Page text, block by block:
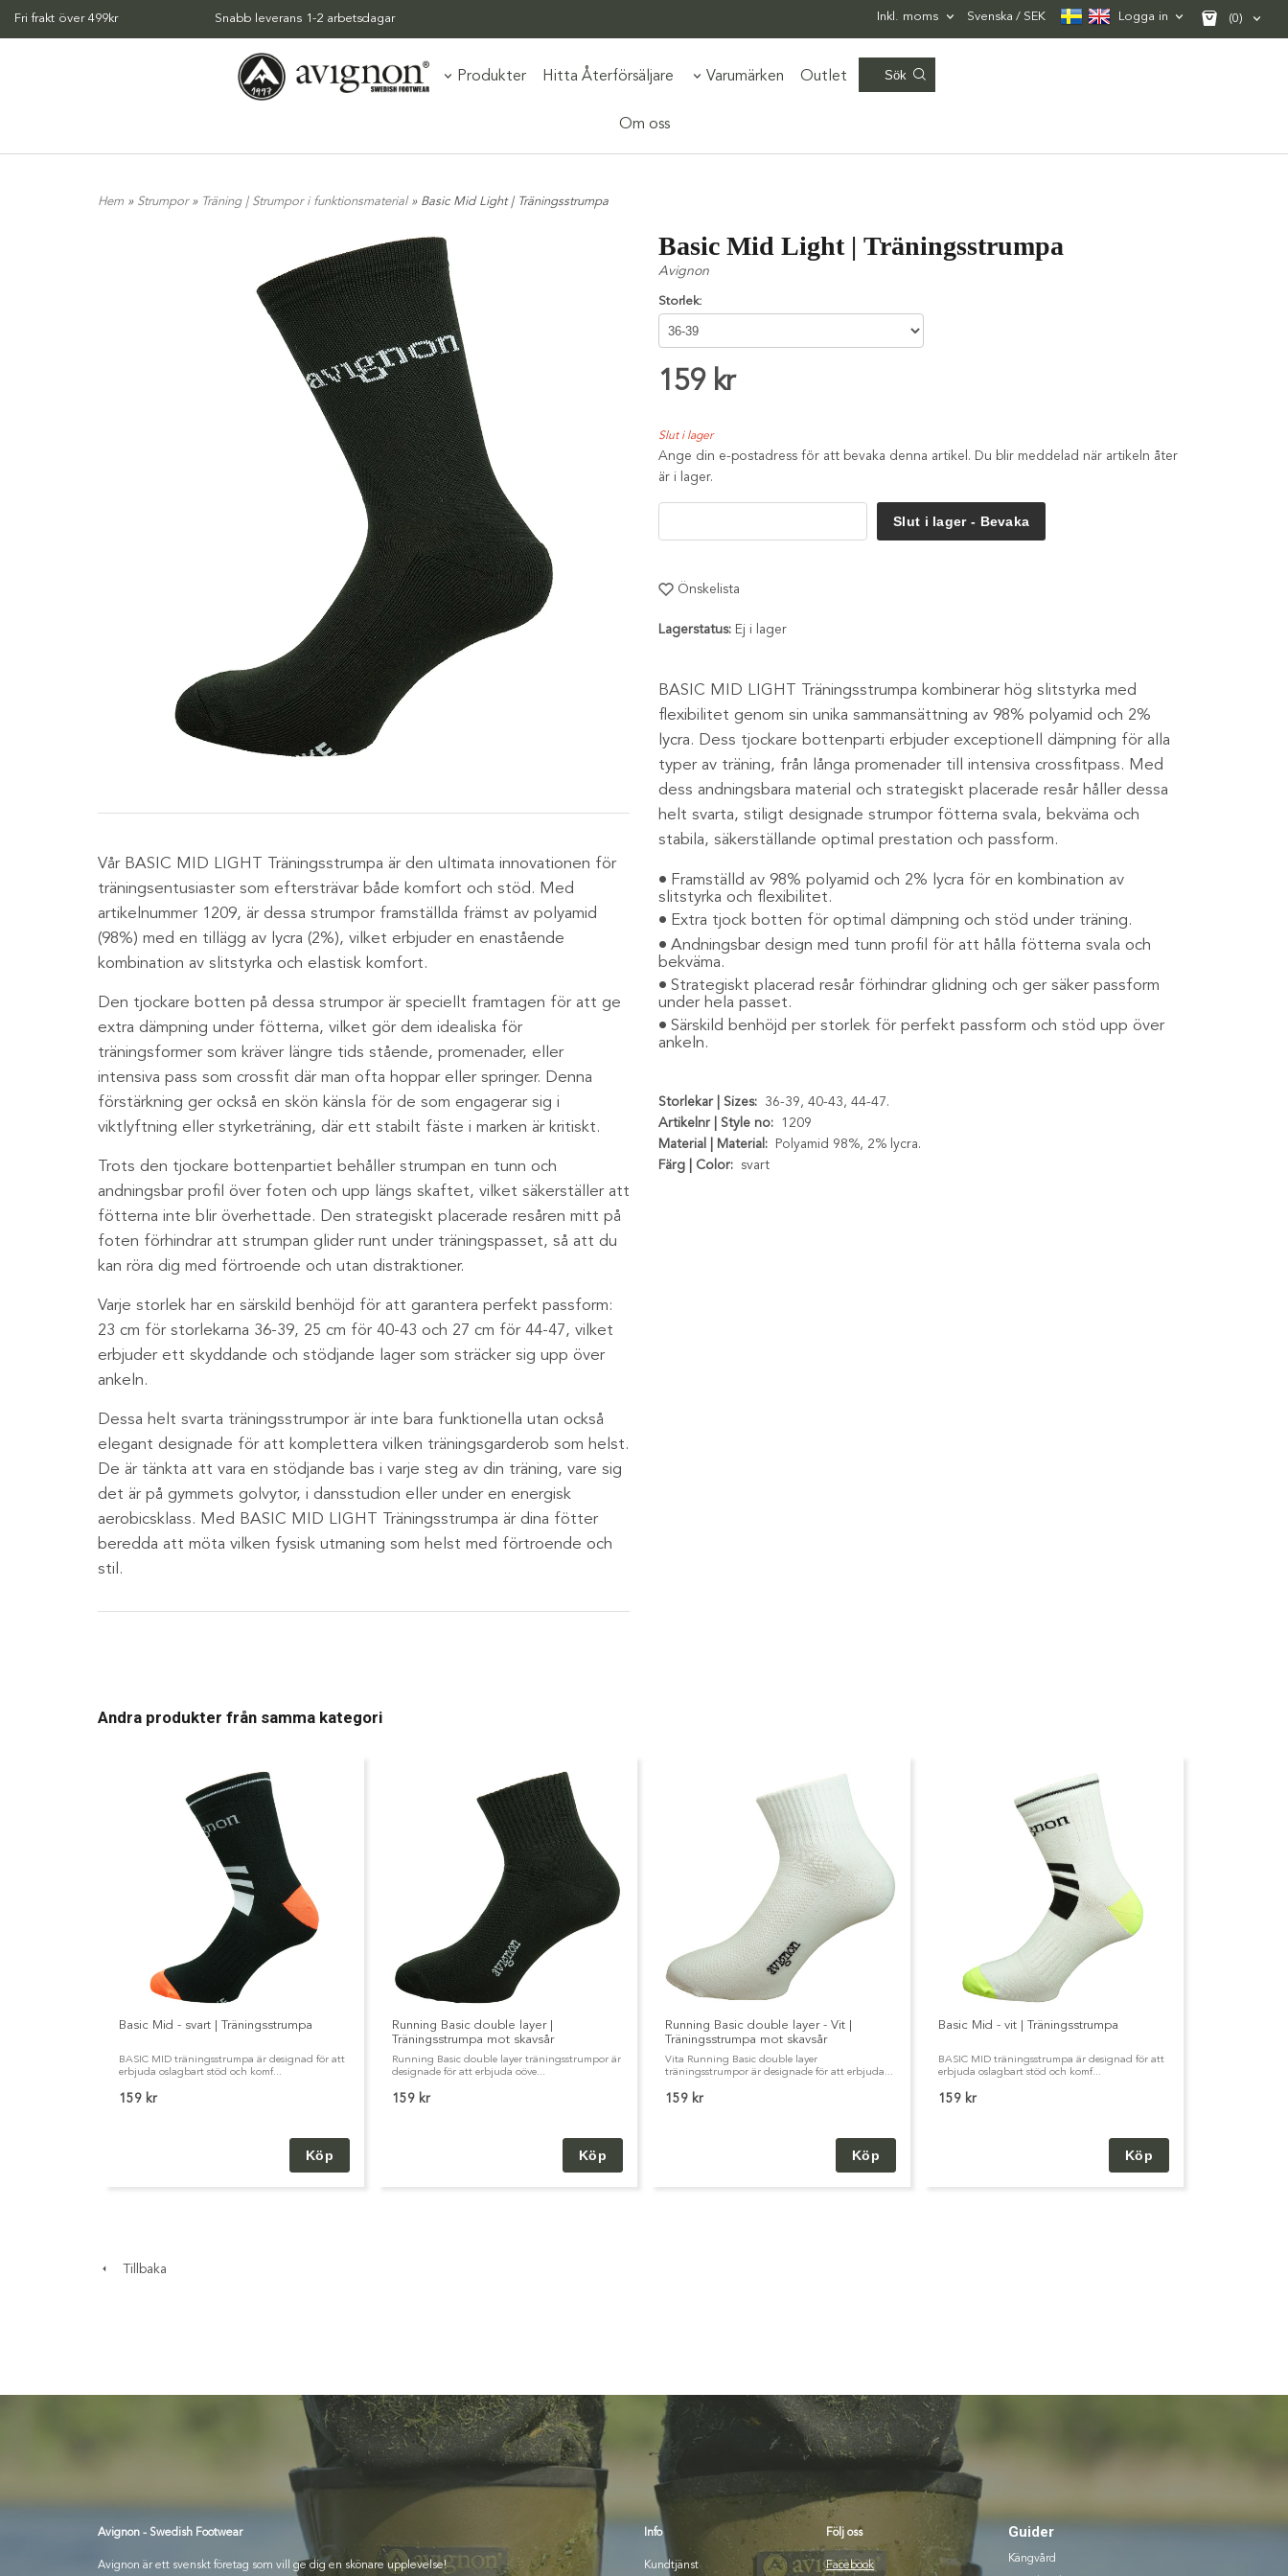
Fri frakt över 499kr Snabb leverans 1-2 arbetsdagar Inkl. moms Svenska SEK Logga in (0)
Produkter Hitta Återförsäljare Varumärken Outlet
Om oss
Hem » Strumpor » Träning | Strumpor i funktionsmaterial » Basic Mid Light | Träningsstrumpa
Vår BASIC MID LIGHT Träningsstrumpa är den ultimata innovationen för
träningsentusiaster som eftersträvar både komfort och stöd. Med
artikelnummer 1209, är dessa strumpor framställda främst av polyamid
(98%) med en tillägg av lycra (2%), vilket erbjuder en enastående
kombination av slitstyrka och elastisk komfort.
Den tjockare botten på dessa strumpor är speciellt framtagen för att ge
extra dämpning under fötterna, vilket gör dem idealiska för
träningsformer som kräver längre tids stående, promenader, eller
intensiva pass som crossfit där man ofta hoppar eller springer. Denna
förstärkning ger också en skön känsla för de som engagerar sig i
viktlyftning eller styrketräning, där ett stabilt fäste i marken är kritiskt.
Trots den tjockare bottenpartiet behåller strumpan en tunn och
andningsbar profil över foten och upp längs skaftet, vilket säkerställer att
fötterna inte blir överhettade. Den strategiskt placerade resåren mitt på
foten förhindrar att strumpan glider runt under träningspasset, så att du
kan röra dig med förtroende och utan distraktioner.
Varje storlek har en särskild benhöjd för att garantera perfekt passform:
23 cm för storlekarna 36-39, 25 cm för 40-43 och 27 cm för 44-47, vilket
erbjuder ett skyddande och stödjande lager som sträcker sig upp över
ankeln.
Dessa helt svarta träningsstrumpor är inte bara funktionella utan också
elegant designade för att komplettera vilken träningsgarderob som helst.
De är tänkta att vara en stödjande bas i varje steg av din träning, vare sig
det är på gymmets golvytor, i dansstudion eller under en energisk
aerobicsklass. Med BASIC MID LIGHT Träningsstrumpa är dina fötter
beredda att möta vilken fysisk utmaning som helst med förtroende och
stil.
Basic Mid Light | Träningsstrumpa
Avignon
Storlek:
159 kr
Slut i lager
Ange din e-postadress för att bevaka denna artikel. Du blir meddelad när artikeln åter
är i lager.
Slut i lager - Bevaka
Önskelista
Lagerstatus: Ej i lager
BASIC MID LIGHT Träningsstrumpa kombinerar hög slitstyrka med
flexibilitet genom sin unika sammansättning av 98% polyamid och 2%
lycra. Dess tjockare bottenparti erbjuder exceptionell dämpning för alla
typer av träning, från långa promenader till intensiva crossfitpass. Med
dess andningsbara material och strategiskt placerade resår håller dessa
helt svarta, stiligt designade strumpor fötterna svala, bekväma och
stabila, säkerställande optimal prestation och passform.
Framställd av 98% polyamid och 2% lycra för en kombination av
slitstyrka och flexibilitet.
Extra tjock botten för optimal dämpning och stöd under träning.
Andningsbar design med tunn profil för att hålla fötterna svala och
bekväma.
Strategiskt placerad resår förhindrar glidning och ger säker passform
under hela passet.
Särskild benhöjd per storlek för perfekt passform och stöd upp över
ankeln.
Storlekar | Sizes:
36-39, 40-43, 44-47.
Artikelnr | Style no:
1209
Material | Material:
Polyamid 98%, 2% lycra.
Färg | Color:
svart
Andra produkter från samma kategori
Basic Mid - svart | Träningsstrumpa
BASIC MID träningsstrumpa är designad för att
erbjuda oslagbart stöd och komf...
159 kr
Running Basic double layer |
Träningsstrumpa mot skavsår
Running Basic double layer träningsstrumpor är
designade för att erbjuda oöve...
159 kr
Running Basic double layer - Vit |
Träningsstrumpa mot skavsår
Vita Running Basic double layer
träningsstrumpor är designade för att erbjuda...
159 kr
Basic Mid - vit | Träningsstrumpa
BASIC MID träningsstrumpa är designad för att
erbjuda oslagbart stöd och komf...
159 kr
Tillbaka
Avignon - Swedish Footwear
Avignon är ett svenskt företag som vill ge dig en skönare upplevelse!
Info
Kundtjänst
Följ oss
Facebook
Guider
Kängvård